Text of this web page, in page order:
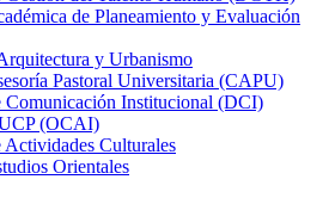
de Planeamiento y Evaluación
y Urbanismo
Pastoral Universitaria (CAPU)
Comunicación Institucional (DCI)
(OCAI)
Culturales
Orientales